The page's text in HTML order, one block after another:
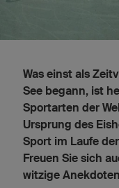
Was einst als
See begann, ist
Sportarten der
Ursprung des
Sport im Laufe
Freuen Sie sich
witzige